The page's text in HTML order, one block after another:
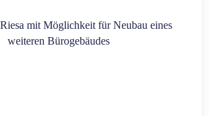
mit Möglichkeit für Neubau eines
weiteren Bürogebäudes